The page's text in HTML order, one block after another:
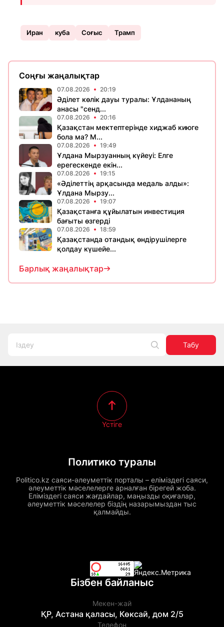
Иран куба Соғыс Трамп
Соңғы жаңалықтар
07.08.2026 20:19
Әділет көлік дауы туралы: Ұлдананың
анасы "сенд...
07.08.2026 20:16
Қазақстан мектептерінде хиджаб киюге
бола ма? М...
07.08.2026 19:49
Ұлдана Мырзуанның күйеуі: Елге
ерегескенде екін...
07.08.2026 19:15
«Әділеттің арқасында медаль алды»:
Ұлдана Мырзу...
07.08.2026 19:07
Қазақстанға құйылатын инвестиция
бағыты өзгерді
07.08.2026 18:59
Қазақстанда отандық өндірушілерге
қолдау күшейе...
Барлық жаңалықтар
Табу
Политико туралы
Politico.kz саяси-әлеуметтік порталы – еліміздегі саяси,
әлеуметтік мәселелерге арналған бірегей жоба.
Еліміздегі саяси жағдайлар, маңызды оқиғалар,
әлеуметтік мәселелер біздің назарымыздан тыс
қалмайды.
Үстіге
Бізбен байланыс
Мекен-жай
ҚР, Астана қаласы, Көксай, дом 2/5
Телефон